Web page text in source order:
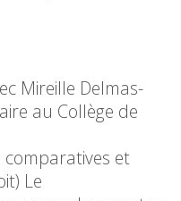
Mireille Delmas-
au Collège de
comparatives et
Le